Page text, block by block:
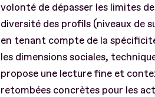
volonté de dépasser les limites
diversité des profils (niveaux de
en tenant compte de la
les dimensions sociales,
propose une lecture fine et
retombées concrètes pour les